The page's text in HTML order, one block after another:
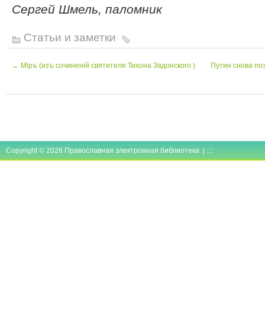
Сергей Шмель, паломник
Статьи и заметки
← Мiръ (изъ сочиненій святителя Тихона Задонского ) Путин снова
Copyright © 2026 Православная электронная библиотека | ::::